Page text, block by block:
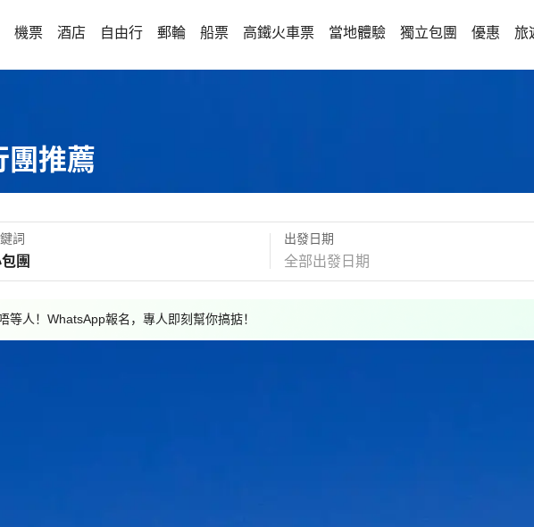
機票 酒店 自由行 郵輪 船票 高鐵火車票 當地體驗 獨立包團 優惠 旅
團推薦
詞 出發日期
等人！WhatsApp報名，專人即刻幫你搞掂！